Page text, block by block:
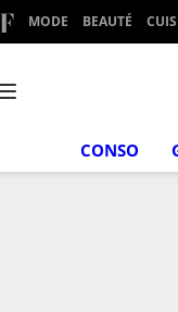
MODE BEAUTÉ
CONSO